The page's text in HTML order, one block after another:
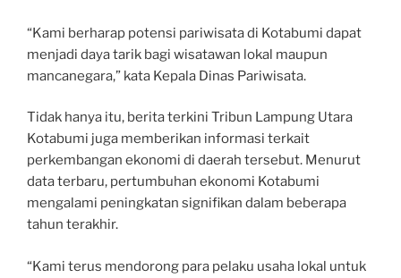
“Kami berharap potensi pariwisata di Kotabumi dapat
menjadi daya tarik bagi wisatawan lokal maupun
mancanegara,” kata Kepala Dinas Pariwisata.
Tidak hanya itu, berita terkini Tribun Lampung Utara
Kotabumi juga memberikan informasi terkait
perkembangan ekonomi di daerah tersebut. Menurut
data terbaru, pertumbuhan ekonomi Kotabumi
mengalami peningkatan signifikan dalam beberapa
tahun terakhir.
“Kami terus mendorong para pelaku usaha lokal untuk